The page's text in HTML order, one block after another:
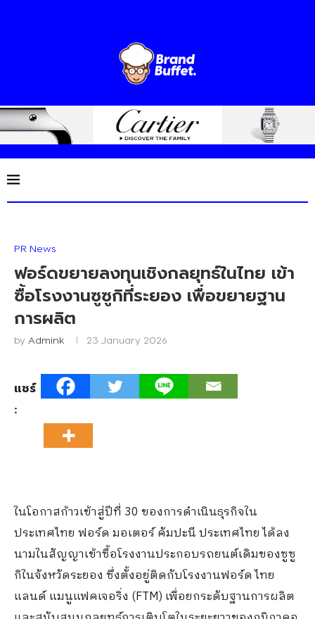
PR News
ฟอร์ดขยายลงทุนเชิงกลยุทธ์ในไทย เข้า
ซื้อโรงงานซูซูกิที่ระยอง เพื่อขยายฐาน
การผลิต
by Admink 23 January 2026
แชร์
:
ในโอกาสก้าวเข้าสู่ปีที่ 30 ของการดำเนินธุรกิจใน
ประเทศไทย ฟอร์ด มอเตอร์ คัมปะนี ประเทศไทย ได้ลง
นามในสัญญาเข้าซื้อโรงงานประกอบรถยนต์เดิมของซูซู
กิในจังหวัดระยอง ซึ่งตั้งอยู่ติดกับโรงงานฟอร์ด ไทย
แลนด์ แมนูแฟคเจอริ่ง (FTM) เพื่อยกระดับฐานการผลิต